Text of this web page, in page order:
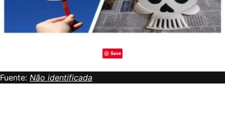
Save
Fuente: Não identificada